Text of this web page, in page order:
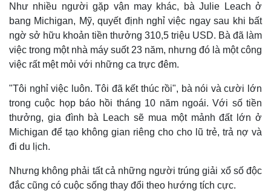
Như nhiều người gặp vận may khác, bà Julie Leach ở
bang Michigan, Mỹ, quyết định nghỉ việc ngay sau khi bất
ngờ sở hữu khoản tiền thưởng 310,5 triệu USD. Bà đã làm
việc trong một nhà máy suốt 23 năm, nhưng đó là một công
việc rất mệt mỏi với những ca trực đêm.
"Tôi nghỉ việc luôn. Tôi đã kết thúc rồi", bà nói và cười lớn
trong cuộc họp báo hồi tháng 10 năm ngoái. Với số tiền
thưởng, gia đình bà Leach sẽ mua một mảnh đất lớn ở
Michigan để tạo không gian riêng cho cho lũ trẻ, trả nợ và
đi du lịch.
Nhưng không phải tất cả những người trúng giải xổ số độc
đắc cũng có cuộc sống thay đổi theo hướng tích cực.